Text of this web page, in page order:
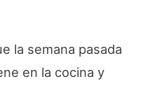
la semana pasada
en la cocina y